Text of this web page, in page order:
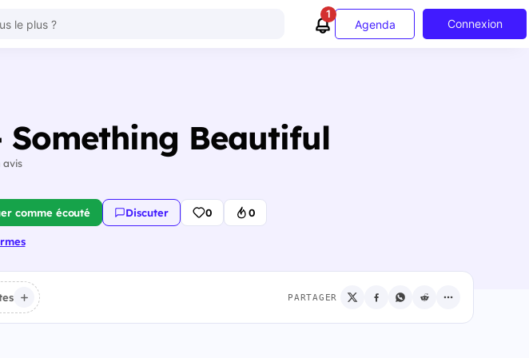
1
Agenda Connexion
Something Beautiful
avis
comme écouté Discuter 0 0
PARTAGER